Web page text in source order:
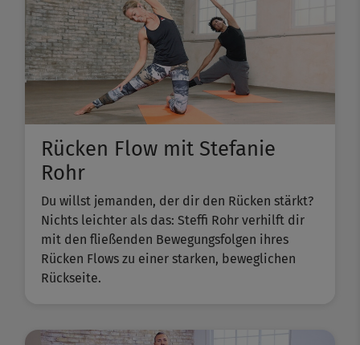
Rücken Flow mit Stefanie
Rohr
Du willst jemanden, der dir den Rücken stärkt?
Nichts leichter als das: Steffi Rohr verhilft dir
mit den fließenden Bewegungsfolgen ihres
Rücken Flows zu einer starken, beweglichen
Rückseite.